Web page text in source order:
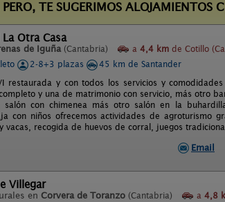
TE SUGERIMOS ALOJAMIENTOS
Otra Casa
de Iguña (Cantabria) a 4,4 km de Cotillo
2-8+3 plazas
45 km de Santander
restaurada y con todos los servicios y
y una de matrimonio con servicio, más otro
con chimenea más otro salón en la
con niños ofrecemos actividades de agroturismo
vacas, recogida de huevos de corral, juegos
Email
Villegar
en Corvera de Toranzo (Cantabria) a 4,8